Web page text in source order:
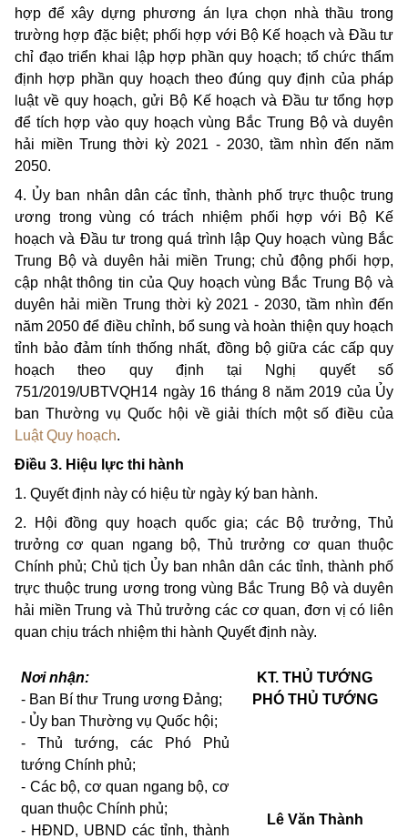
hợp để xây dựng phương án lựa chọn nhà thầu trong
trường hợp đặc biệt; phối hợp với Bộ Kế hoạch và Đầu tư
chỉ đạo triển khai lập hợp phần quy hoạch; tổ chức thẩm
định hợp phần quy hoạch theo đúng quy định của pháp
luật về quy hoạch, gửi Bộ Kế hoạch và Đầu tư tổng hợp
để tích hợp vào quy hoạch vùng Bắc Trung Bộ và duyên
hải miền Trung thời kỳ 2021 - 2030, tầm nhìn đến năm
2050.
4. Ủy ban nhân dân các tỉnh, thành phố trực thuộc trung
ương trong vùng có trách nhiệm phối hợp với Bộ Kế
hoạch và Đầu tư trong quá trình lập Quy hoạch vùng Bắc
Trung Bộ và duyên hải miền Trung; chủ động phối hợp,
cập nhật thông tin của Quy hoạch vùng Bắc Trung Bộ và
duyên hải miền Trung thời kỳ 2021 - 2030, tầm nhìn đến
năm 2050 để điều chỉnh, bổ sung và hoàn thiện quy hoạch
tỉnh bảo đảm tính thống nhất, đồng bộ giữa các cấp quy
hoạch theo quy định tại Nghị quyết số
751/2019/UBTVQH14 ngày 16 tháng 8 năm 2019 của Ủy
ban Thường vụ Quốc hội về giải thích một số điều của
Luật Quy hoạch.
Điều 3. Hiệu lực thi hành
1. Quyết định này có hiệu từ ngày ký ban hành.
2. Hội đồng quy hoạch quốc gia; các Bộ trưởng, Thủ
trưởng cơ quan ngang bộ, Thủ trưởng cơ quan thuộc
Chính phủ; Chủ tịch Ủy ban nhân dân các tỉnh, thành phố
trực thuộc trung ương trong vùng Bắc Trung Bộ và duyên
hải miền Trung và Thủ trưởng các cơ quan, đơn vị có liên
quan chịu trách nhiệm thi hành Quyết định này.
Nơi nhận:
- Ban Bí thư Trung ương Đảng;
- Ủy ban Thường vụ Quốc hội;
- Thủ tướng, các Phó Phủ
tướng Chính phủ;
- Các bộ, cơ quan ngang bộ, cơ
quan thuộc Chính phủ;
- HĐND, UBND các tỉnh, thành
KT. THỦ TƯỚNG
PHÓ THỦ TƯỚNG
Lê Văn Thành